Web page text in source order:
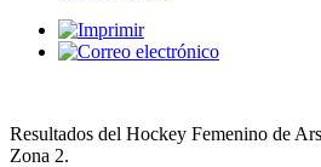
Resultados del Hockey Femenino de
Zona 2.